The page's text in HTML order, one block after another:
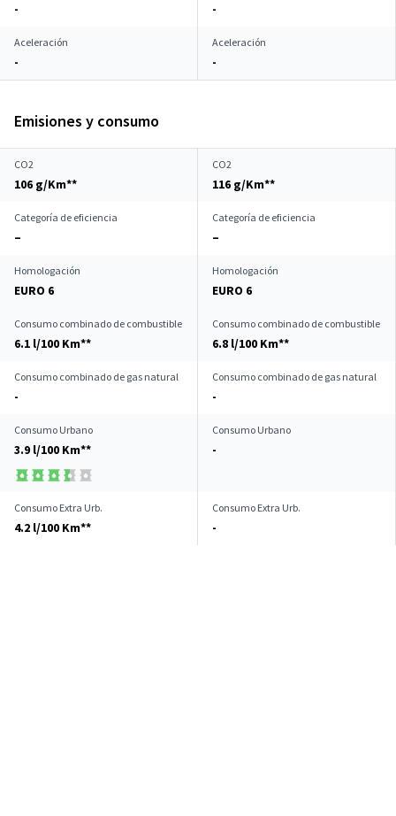
- -
Aceleración
-
Aceleración
-
Emisiones y consumo
CO2
106 g/Km**
CO2
116 g/Km**
Categoría de eficiencia
–
Categoría de eficiencia
–
Homologación
EURO 6
Homologación
EURO 6
Consumo combinado de combustible
6.1 l/100 Km**
Consumo combinado de combustible
6.8 l/100 Km**
Consumo combinado de gas natural
-
Consumo combinado de gas natural
-
Consumo Urbano
3.9 l/100 Km**
Consumo Urbano
-
Consumo Extra Urb.
4.2 l/100 Km**
Consumo Extra Urb.
-